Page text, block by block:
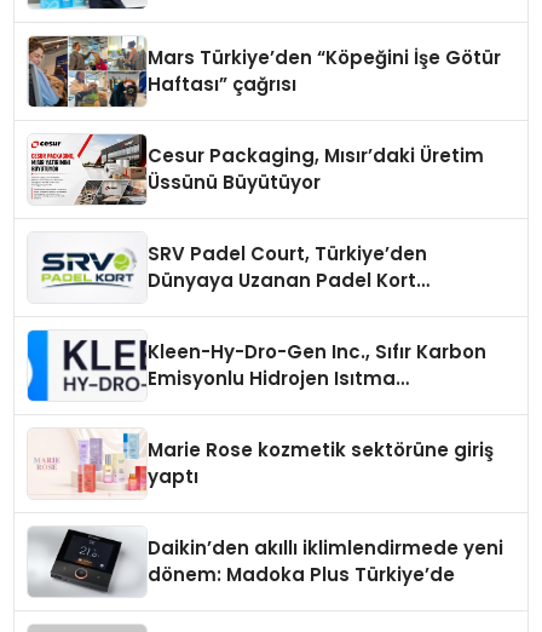
Mars Türkiye’den “Köpeğini İşe Götür
Haftası” çağrısı
Cesur Packaging, Mısır’daki Üretim
Üssünü Büyütüyor
SRV Padel Court, Türkiye’den
Dünyaya Uzanan Padel Kort
Kleen-Hy-Dro-Gen Inc., Sıfır Karbon
Emisyonlu Hidrojen Isıtma
Marie Rose kozmetik sektörüne giriş
yaptı
Daikin’den akıllı iklimlendirmede yeni
dönem: Madoka Plus Türkiye’de